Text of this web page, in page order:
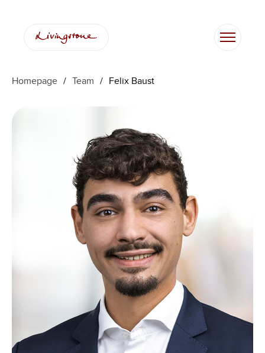
springen
Homepage / Team / Felix Baust